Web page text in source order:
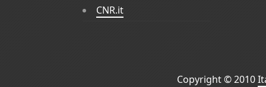
CNR.it
Copyright © 2010